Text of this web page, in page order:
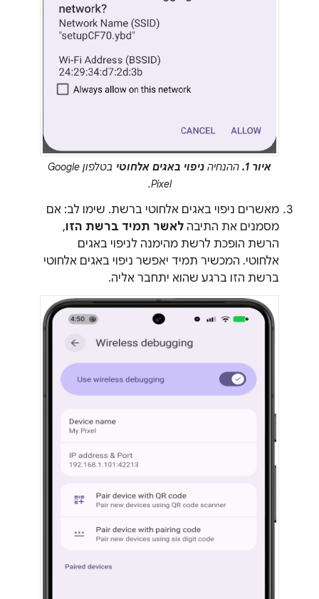
איור 1. ההנחיה ניפוי באגים אלחוטי
בטלפון Google
Pixel.
מאשרים ניפוי באגים אלחוטי ברשת. שימו לב: אם
מסמנים את התיבה לאשר תמיד ברשת הזו,
הרשת הופכת לרשת מהימנה לניפוי באגים
אלחוטי. המכשיר תמיד יאפשר ניפוי באגים אלחוטי
ברשת הזו ברגע שהוא יתחבר אליה.